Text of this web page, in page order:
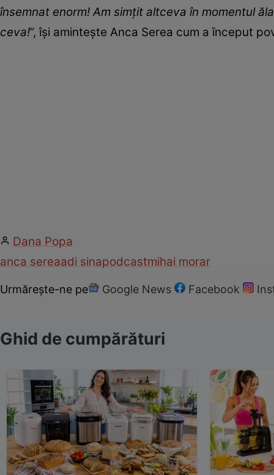
însemnat enorm! Am simțit altceva în momentul
ceva!”, își amintește Anca Serea cum a început
Dana Popa
anca sereaadi sinapodcastmihai morar
Urmărește-ne pe Google News Facebook
Ghid de cumpărături